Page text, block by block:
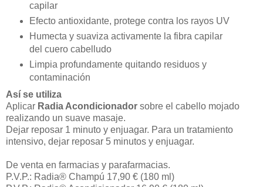
capilar
Efecto antioxidante, protege contra los rayos UV
Humecta y suaviza activamente la fibra capilar
del cuero cabelludo
Limpia profundamente quitando residuos y
contaminación
Así se utiliza
Aplicar Radia Acondicionador sobre el cabello mojado
realizando un suave masaje.
Dejar reposar 1 minuto y enjuagar. Para un tratamiento
intensivo, dejar reposar 5 minutos y enjuagar.
De venta en farmacias y parafarmacias.
P.V.P.: Radia® Champú 17,90 € (180 ml)